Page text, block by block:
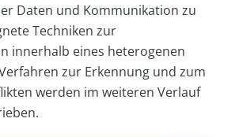
Daten und Kommunikation zu
Techniken zur
innerhalb eines heterogenen
zur Erkennung und zum
werden im weiteren Verlauf